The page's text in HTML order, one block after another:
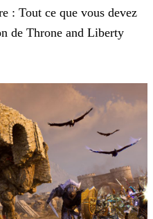
: Tout ce que vous devez
de Throne and Liberty